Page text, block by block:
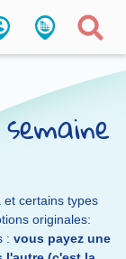
et certains types
originales:
: vous payez une